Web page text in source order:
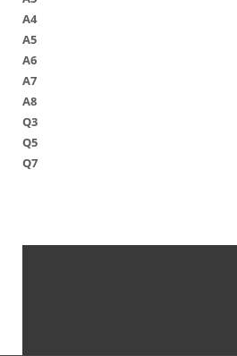
A4
A5
A6
A7
A8
Q3
Q5
Q7